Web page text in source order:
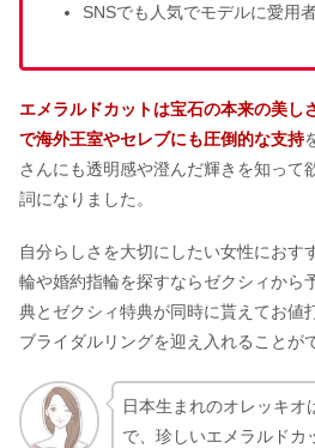
SNSでも人気でモデルに愛用
エメラルドカットは宝石の本来の美し
で海外王室やセレブにも圧倒的な支持
さんにも透明感や澄んだ輝きを知って
詞になりました。
自分らしさを大切にしたい女性におす
輪や婚約指輪を探すならゼクシィから
典とゼクシィ特典が同時に貰えてお値
ブライダルリングを迎え入れることが
日本生まれのオレッキオ
で、珍しいエメラルドカ